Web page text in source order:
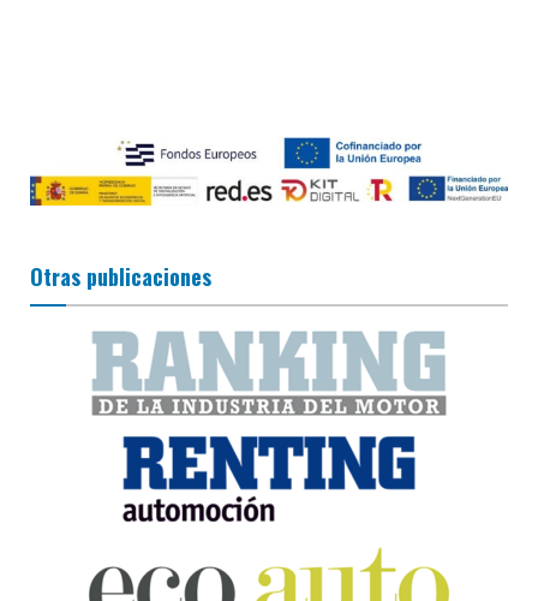
Otras publicaciones